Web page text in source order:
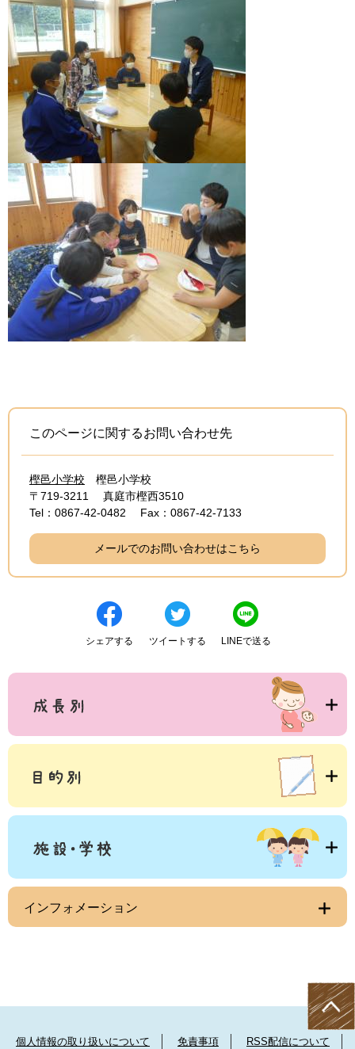
このページに関するお問い合わせ先
樫邑小学校
樫邑小学校
〒719-3211
真庭市樫西3510
Tel：0867-42-0482
Fax：0867-42-7133
メールでのお問い合わせはこちら
シェアする ツイートする LINEで送る
インフォメーション
個人情報の取り扱いについて 免責事項 RSS配信について